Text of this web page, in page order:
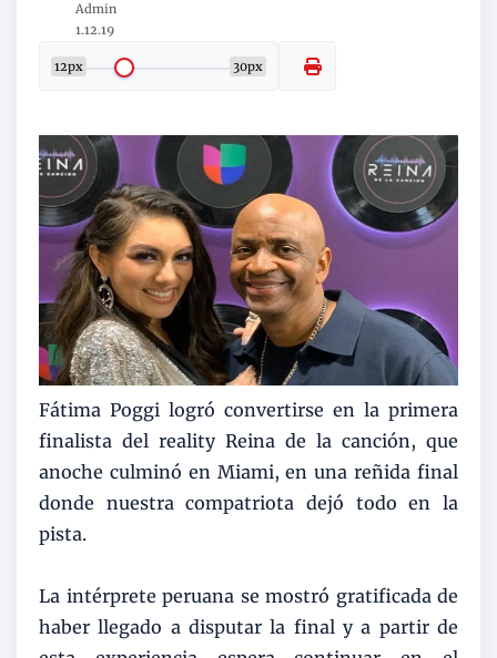
Admin
1.12.19
12px 30px
Fátima Poggi logró convertirse en la primera
finalista del reality Reina de la canción, que
anoche culminó en Miami, en una reñida final
donde nuestra compatriota dejó todo en la
pista.
La intérprete peruana se mostró gratificada de
haber llegado a disputar la final y a partir de